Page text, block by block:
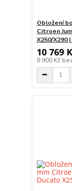
Obložení
Citroen
X250/X290
10 769
8 900 Kč